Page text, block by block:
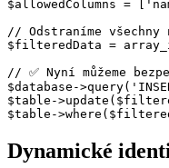
$allowedColumns =
// Odstraníme všechny
$filteredData =
// ✅ Nyní můžeme
$database-
$table-
Dynamické